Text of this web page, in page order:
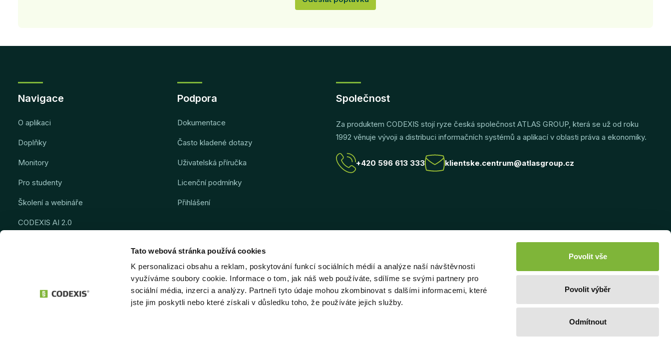
Tato webová stránka používá cookies
K personalizaci obsahu a reklam, poskytování funkcí sociálních médií a analýze naší návštěvnosti
využíváme soubory cookie. Informace o tom, jak náš web používáte, sdílíme se svými partnery pro
sociální média, inzerci a analýzy. Partneři tyto údaje mohou zkombinovat s dalšími informacemi, které
jste jim poskytli nebo které získali v důsledku toho, že používáte jejich služby.
Povolit vše
Povolit výběr
Odmítnout
Navigace
O aplikaci
Doplňky
Monitory
Pro studenty
Školení a webináře
CODEXIS AI 2.0
Podpora
Dokumentace
Často kladené dotazy
Uživatelská příručka
Licenční podmínky
Přihlášení
Společnost
Za produktem CODEXIS stojí ryze česká společnost ATLAS GROUP, která se už od roku
1992 věnuje vývoji a distribuci informačních systémů a aplikací v oblasti práva a ekonomiky.
+420 596 613 333 klientske.centrum@atlasgroup.cz